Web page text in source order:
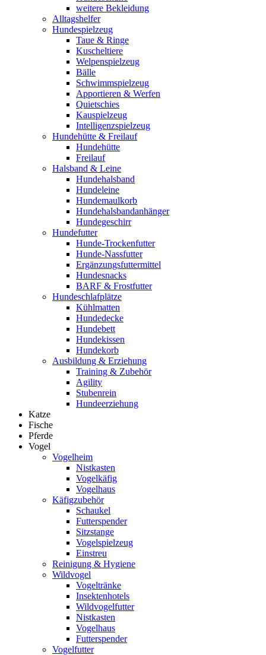
weitere Bekleidung
Alltagshelfer
Hundespielzeug
Taue & Ringe
Kuscheltiere
Welpenspielzeug
Bälle
Schwimmspielzeug
Apportieren & Werfen
Quietschies
Kauspielzeug
Intelligenzspielzeug
Hundehütte & Freilauf
Hundehütte
Freilauf
Halsband & Leine
Hundehalsband
Hundeleine
Hundemaulkorb
Hundehalsbandanhänger
Hundegeschirr
Hundefutter
Hunde-Trockenfutter
Hunde-Nassfutter
Ergänzungsfuttermittel
Hundesnacks
BARF & Frostfutter
Hundeschlafplätze
Kühlmatten
Hundedecke
Hundebett
Hundekissen
Hundekorb
Ausbildung & Erziehung
Training & Zubehör
Agility
Stubenrein
Hundeerziehung
Katze
Fische
Pferde
Vogel
Vogelheim
Nistkasten
Vogelkäfig
Vogelhaus
Käfigzubehör
Schaukel
Futterspender
Sitzstange
Vogelspielzeug
Einstreu
Reinigung & Hygiene
Wildvogel
Vogeltränke
Insektenhotels
Wildvogelfutter
Nistkasten
Vogelhaus
Futterspender
Vogelfutter